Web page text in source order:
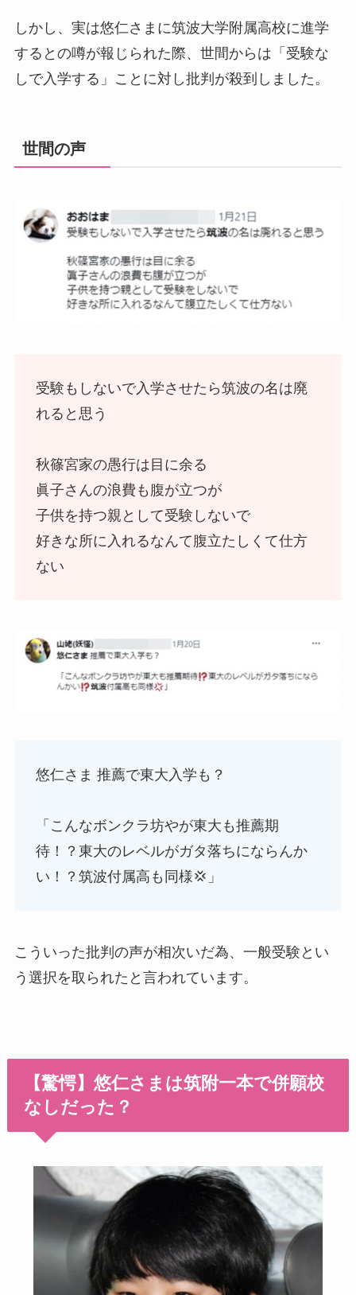
しかし、実は悠仁さまに筑波大学附属高校に進学
するとの噂が報じられた際、世間からは「受験な
しで入学する」ことに対し批判が殺到しました。
世間の声
受験もしないで入学させたら筑波の名は廃
れると思う
秋篠宮家の愚行は目に余る
眞子さんの浪費も腹が立つが
子供を持つ親として受験しないで
好きな所に入れるなんて腹立たしくて仕方
ない
悠仁さま 推薦で東大入学も？
「こんなボンクラ坊やが東大も推薦期
待！？東大のレベルがガタ落ちにならんか
い！？筑波付属高も同様💢」
こういった批判の声が相次いだ為、一般受験とい
う選択を取られたと言われています。
【驚愕】悠仁さまは筑附一本で併願校
なしだった？